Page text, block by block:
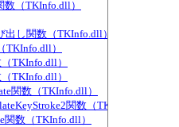
数（TKInfo.dll）
し関数（TKInfo.dll）
TKInfo.dll）
TKInfo.dll）
TKInfo.dll）
関数（TKInfo.dll）
関数（TKInfo.dll）
関数（TKInfo.dll）